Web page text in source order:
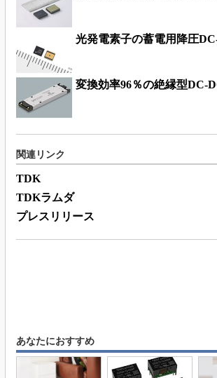
光発電素子の蓄電用降圧
変換効率96％の絶縁型DC-
関連リンク
TDK
TDKラムダ
プレスリリース
あなたにおすすめ